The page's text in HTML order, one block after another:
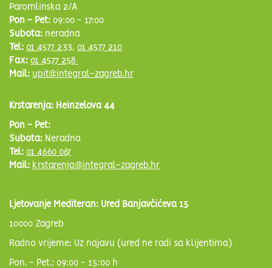
Paromlinska 2/A
Pon - Pet: 09:00 - 17:00
Subota: neradna
Tel: 01 4577 233, 01 4577 210
Fax: 01 4577 258
Mail: upit@integral-zagreb.hr
Krstarenja: Heinzelova 44
Pon - Pet:
Subota: Neradna
Tel: 01 4660 067
Mail: krstarenja@integral-zagreb.hr
Ljetovanje Mediteran: Ured Banjavčićeva 15
10000 Zagreb
Radno vrijeme: Uz najavu (ured ne radi sa klijentima)
Pon. - Pet.: 09:00 - 15:00 h